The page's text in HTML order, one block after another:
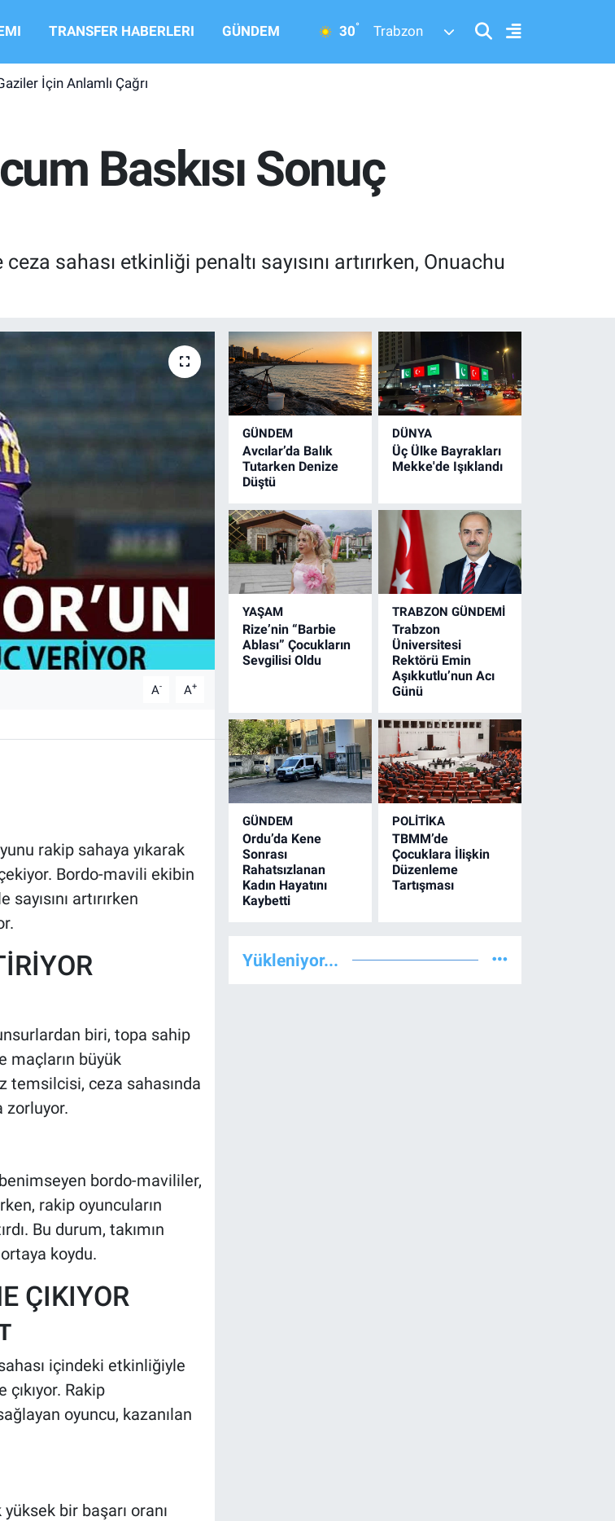
TRANSFER HABERLERI GÜNDEM 30° Trabzon
İçin Anlamlı Çağrı
Baskısı Sonuç
sahası etkinliği penaltı sayısını artırırken, Onuachu
A- A+
rakip sahaya yıkarak
Bordo-mavili ekibin
artırırken
biri, topa sahip
maçların büyük
temsilcisi, ceza sahasında
zorluyor.
bordo-mavililer,
rakip oyuncuların
Bu durum, takımın
koydu.
ÇIKIYOR
içindeki etkinliğiyle
Rakip
oyuncu, kazanılan
yüksek bir başarı oranı
GÜNDEM
Avcılar’da Balık
Tutarken Denize
Düştü
DÜNYA
Üç Ülke Bayrakları
Mekke'de Işıklandı
YAŞAM
Rize’nin “Barbie
Ablası” Çocukların
Sevgilisi Oldu
TRABZON GÜNDEMİ
Trabzon
Üniversitesi
Rektörü Emin
Aşıkkutlu’nun Acı
Günü
GÜNDEM
Ordu’da Kene
Sonrası
Rahatsızlanan
Kadın Hayatını
Kaybetti
POLİTİKA
TBMM’de
Çocuklara İlişkin
Düzenleme
Tartışması
Yükleniyor...